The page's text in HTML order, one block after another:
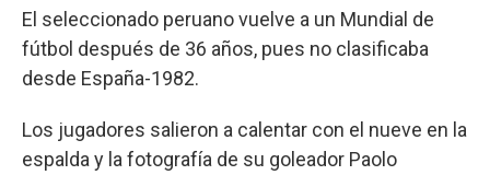
El seleccionado peruano vuelve a un Mundial de
fútbol después de 36 años, pues no clasificaba
desde España-1982.
Los jugadores salieron a calentar con el nueve en la
espalda y la fotografía de su goleador Paolo